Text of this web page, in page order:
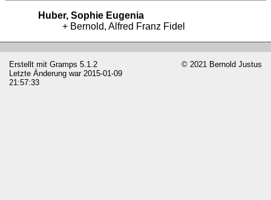
Huber, Sophie Eugenia
Bernold, Alfred Franz Fidel
Erstellt mit Gramps 5.1.2
Letzte Änderung war 2015-01-09
21:57:33
© 2021 Bernold Justus